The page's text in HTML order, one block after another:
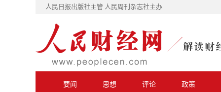
人民日报出版社主管 人民周刊杂志社主办
要闻 思想 评论 政策